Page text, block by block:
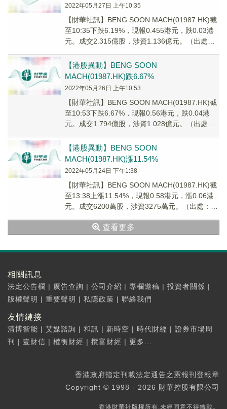
2022年05月27日 上午10:35
【財華社訊】BENG SOON MACH(01987.HK)截
至10:35下跌6.19%，現報0.455港元，跌0.03港
元。成交2.315億股，涉資1.136億元。（出處：
【港股異動】BENG SOON
MACH(01987.HK)跌6.67%
2022年05月26日 上午10:53
【財華社訊】BENG SOON MACH(01987.HK)截
至10:53下跌6.67%，現報0.56港元，跌0.04港
元。成交1.794億股，涉資1.028億元。（出處：
【港股異動】BENG SOON
MACH(01987.HK)漲11.54%
2022年05月24日 下午1:38
【財華社訊】BENG SOON MACH(01987.HK)截
至13:38上漲11.54%，現報0.58港元，漲0.06港
元。成交6200萬股，涉資3275萬元。（出處：財
查看更多
相關訊息
法定公告欄 | 廣告查詢 | 公司介紹 | 專欄邀稿 | 投資者關係 |
版權聲明 | 重要聲明 | 私隱政策 | 聯絡我們
友情鏈接
清博智能 | 艾媒諮詢 | 和訊 | 新時空 | 時代財經 | 證券市場周
刊
| 壹財信 | 權衡財經 | 攬富財經 | 更多...
香港政府指定刊載法定通告之憲報刊登報章
Copyright © 1998 - 2026 財華控股有限公司
香港財華社版權所有,未經同意不得轉載。